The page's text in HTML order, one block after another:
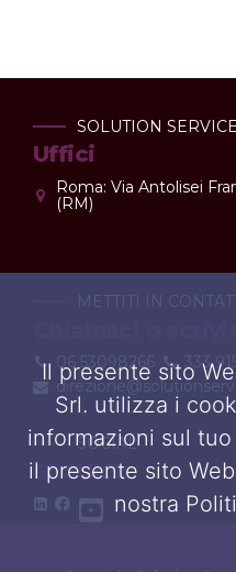
SOLUTION
Uffici
Roma: Via Antolisei
(RM)
METTITI IN
06 53098266
333
SOCIAL
SEGUICI
Il presente sito
Srl. utilizza i
informazioni sul
il presente sito
nostra